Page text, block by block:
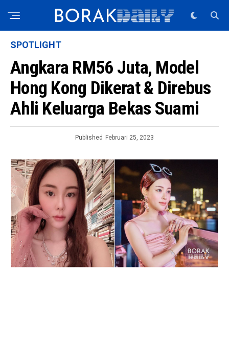
SPOTLIGHT
Angkara RM56 Juta, Model
Hong Kong Dikerat & Direbus
Ahli Keluarga Bekas Suami
Published Februari 25, 2023